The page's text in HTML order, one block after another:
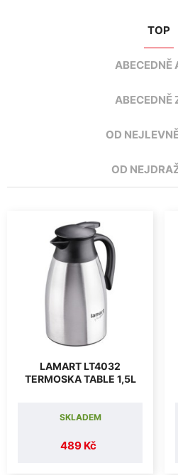
TOP
ABECEDNĚ
ABECEDNĚ
OD
OD
LAMART LT4032
TERMOSKA TABLE 1,5L
489 Kč
SKLADEM